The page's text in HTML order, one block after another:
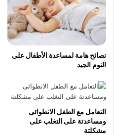
نصائح هامة لمساعدة الأطفال على
النوم الجيد
التعامل مع الطفل الانطوائى
ومساعدتة على التغلب على
مشكلتة